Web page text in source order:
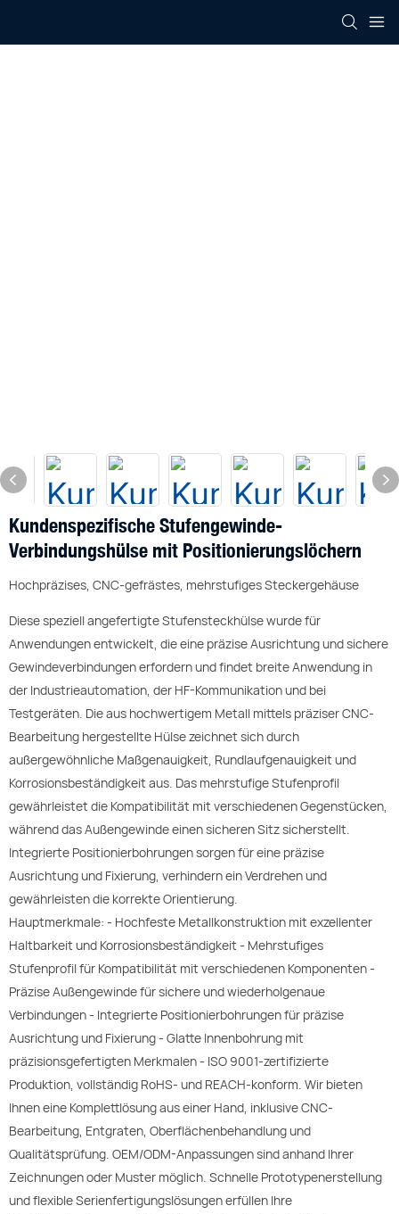
Kundenspezifische Stufengewinde-
Verbindungshülse mit Positionierungslöchern
Hochpräzises, CNC-gefrästes, mehrstufiges Steckergehäuse
Diese speziell angefertigte Stufensteckhülse wurde für
Anwendungen entwickelt, die eine präzise Ausrichtung und sichere
Gewindeverbindungen erfordern und findet breite Anwendung in
der Industrieautomation, der HF-Kommunikation und bei
Testgeräten. Die aus hochwertigem Metall mittels präziser CNC-
Bearbeitung hergestellte Hülse zeichnet sich durch
außergewöhnliche Maßgenauigkeit, Rundlaufgenauigkeit und
Korrosionsbeständigkeit aus. Das mehrstufige Stufenprofil
gewährleistet die Kompatibilität mit verschiedenen Gegenstücken,
während das Außengewinde einen sicheren Sitz sicherstellt.
Integrierte Positionierbohrungen sorgen für eine präzise
Ausrichtung und Fixierung, verhindern ein Verdrehen und
gewährleisten die korrekte Orientierung.
Hauptmerkmale: - Hochfeste Metallkonstruktion mit exzellenter
Haltbarkeit und Korrosionsbeständigkeit - Mehrstufiges
Stufenprofil für Kompatibilität mit verschiedenen Komponenten -
Präzise Außengewinde für sichere und wiederholgenaue
Verbindungen - Integrierte Positionierbohrungen für präzise
Ausrichtung und Fixierung - Glatte Innenbohrung mit
präzisionsgefertigten Merkmalen - ISO 9001-zertifizierte
Produktion, vollständig RoHS- und REACH-konform. Wir bieten
Ihnen eine Komplettlösung aus einer Hand, inklusive CNC-
Bearbeitung, Entgraten, Oberflächenbehandlung und
Qualitätsprüfung. OEM/ODM-Anpassungen sind anhand Ihrer
Zeichnungen oder Muster möglich. Schnelle Prototypenerstellung
und flexible Serienfertigungslösungen erfüllen Ihre